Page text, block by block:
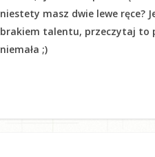
niestety masz dwie lewe ręce?
brakiem talentu, przeczytaj to
niemała ;)